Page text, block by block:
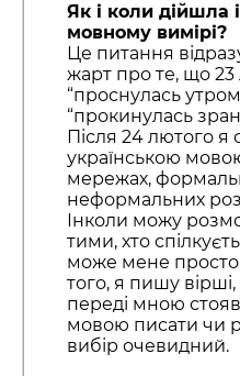
Як і коли дійшла
мовному вимірі?
Це питання
жарт про те, що 23
“проснулась
“прокинулась
Після 24 лютого я
українською
мережах,
неформальних
Інколи можу
тими, хто
може мене просто
того, я пишу
переді мною
мовою писати чи
вибір очевидний.